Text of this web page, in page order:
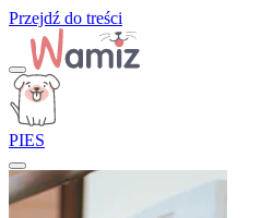
Przejdź do treści
PIES